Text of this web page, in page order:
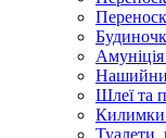
Амуніція
Шлеї та
Килимки
Туалети,